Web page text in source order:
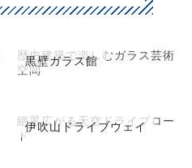
黒壁ガラス館
歴史建築で楽しむガラス芸術
空間
伊吹山ドライブウェイ
絶景広がる天空ドライブロー
ド